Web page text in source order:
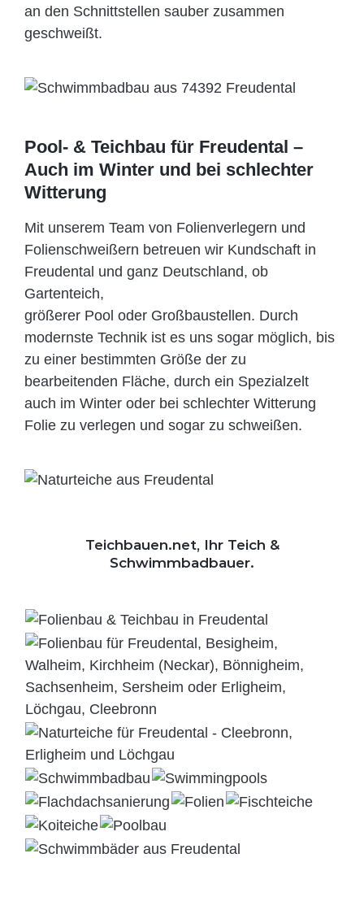
an den Schnittstellen sauber zusammen
geschweißt.
Pool- & Teichbau für Freudental –
Auch im Winter und bei schlechter
Witterung
Mit unserem Team von Folienverlegern und
Folien­schweißern betreuen wir Kundschaft in
Freudental und ganz Deutschland, ob
Gartenteich,
größerer Pool oder Großbaustellen. Durch
modernste Technik ist es uns sogar möglich, bis
zu einer bestimmten Größe der zu
bearbeitenden Fläche, durch ein Spezi­alzelt
auch im Winter oder bei schlechter Witterung
Folie zu verlegen und sogar zu schweißen.
Teichbauen.net, Ihr Teich &
Schwimmbadbauer.